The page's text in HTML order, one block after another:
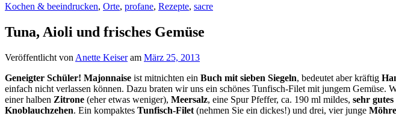
Kochen & beeindrucken, Orte, profane, Rezepte, sacre
Tuna, Aioli und frisches Gemüse
Veröffentlicht von Anette Keiseram März 25, 2013
Geneigter Schüler! Majonnaise ist mitnichten ein Buch mit sieben Siegeln, bedeutet aber kräftig
einfach nicht verlassen können. Dazu braten wir uns ein schönes Tunfisch-Filet mit jungem Gemüse.
einer halben Zitrone (eher etwas weniger), Meersalz, eine Spur Pfeffer, ca. 190 ml mildes, sehr
Knoblauchzehen. Ein kompaktes Tunfisch-Filet (nehmen Sie ein dickes!) und drei, vier junge